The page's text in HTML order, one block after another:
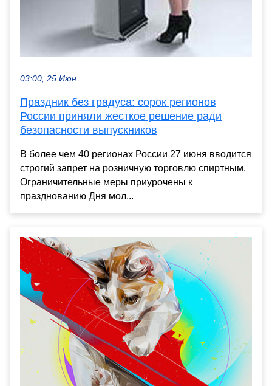
03:00, 25 Июн
Праздник без градуса: сорок регионов
России приняли жесткое решение ради
безопасности выпускников
В более чем 40 регионах России 27 июня вводится
строгий запрет на розничную торговлю спиртным.
Ограничительные меры приурочены к
празднованию Дня мол...